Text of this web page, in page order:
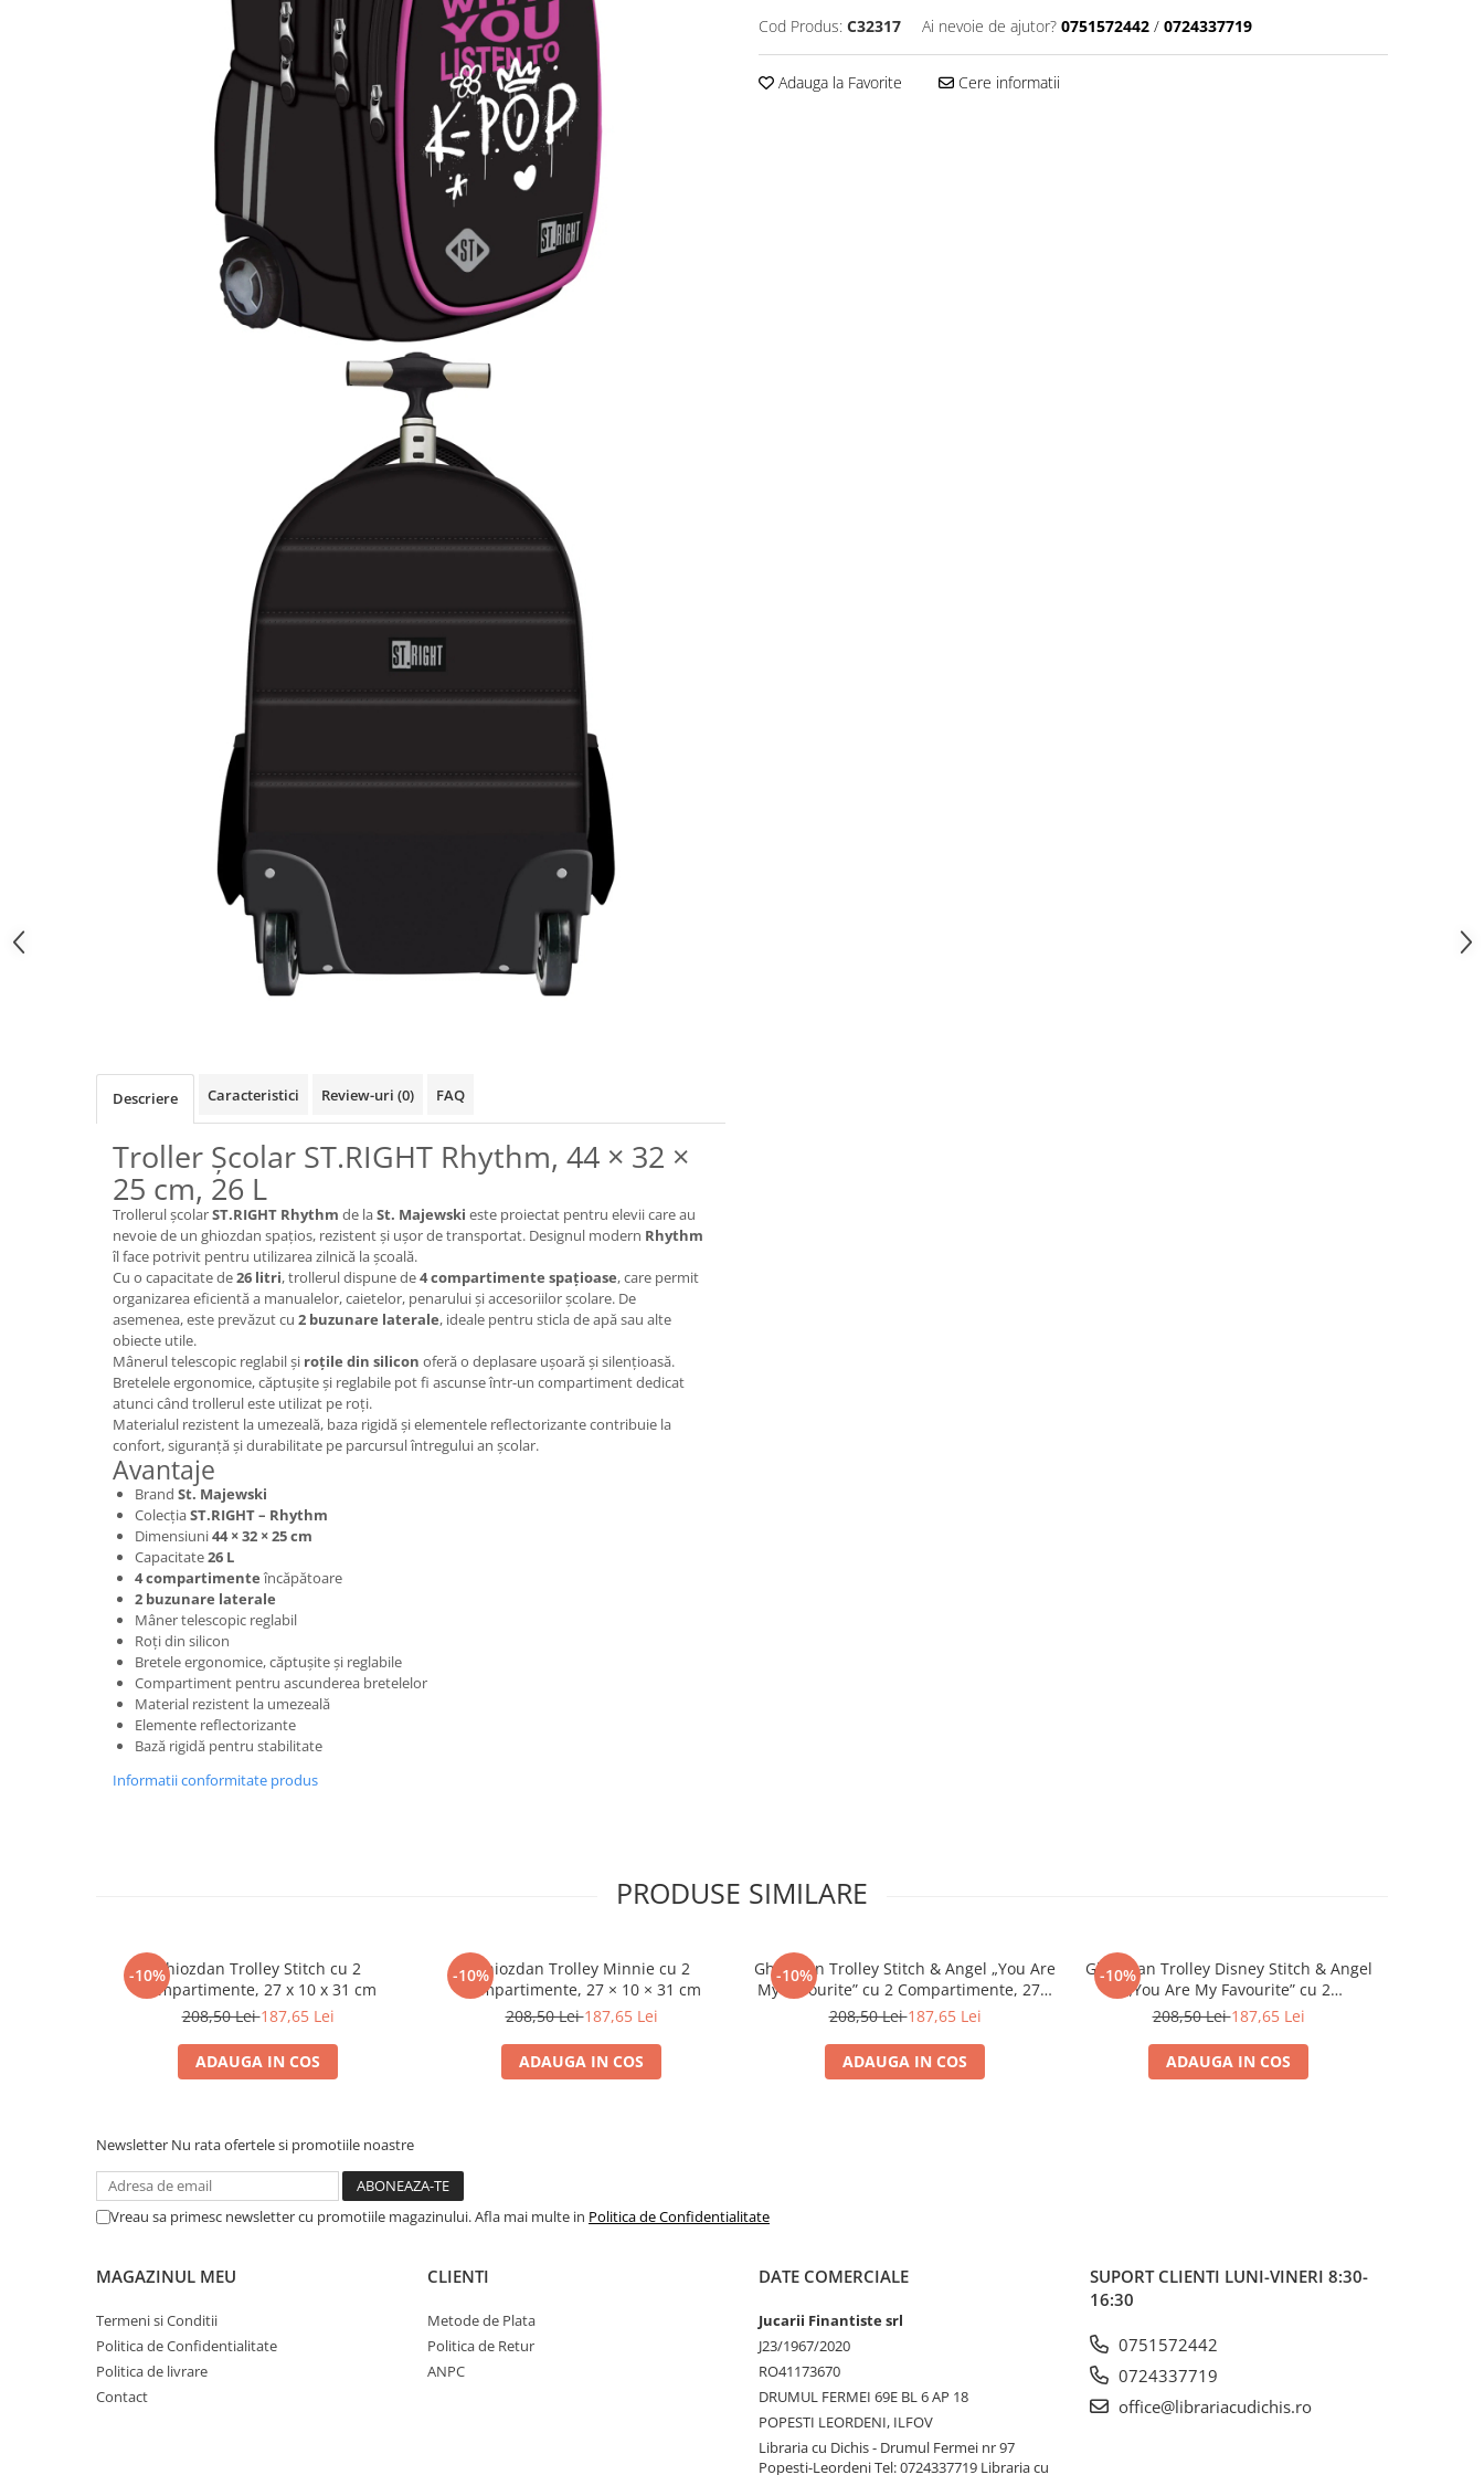
Suporturi și organizatoare de birou
Mine pentru creioane mecanice
Organizare și Arhivare
Accesorii de organizare
Dosare Carton
Dosare Plastic
Penare cu doua compartimente
Penare cu trei compartimente
Penare cu un compartiment
Penare echipate
Penare neechipate
Pictură și desen
Accesorii pentru pictură
Creioane grafit și cărbune
Culori acrilice
Tempera și Guașe
Cod Produs: C32317 Ai nevoie de ajutor? 0751572442 / 0724337719
Adauga la Favorite Cere informatii
Descriere Caracteristici Review-uri (0) FAQ
Troller Școlar ST.RIGHT Rhythm, 44 × 32 ×
25 cm, 26 L
Trollerul școlarST.RIGHT Rhythm de laSt. Majewski este proiectat pentru elevii care au
nevoie de un ghiozdan spațios, rezistent și ușor de transportat. Designul modern Rhythm
îl face potrivit pentru utilizarea zilnică la școală.
Cu o capacitate de26 litri, trollerul dispune de4 compartimente spațioase, care permit
organizarea eficientă a manualelor, caietelor, penarului și accesoriilor școlare. De
asemenea, este prevăzut cu 2 buzunare laterale, ideale pentru sticla de apă sau alte
obiecte utile.
Mânerul telescopic reglabil și roțile din silicon oferă o deplasare ușoară și silențioasă.
Bretelele ergonomice, căptușite și reglabile pot fi ascunse într-un compartiment dedicat
atunci când trollerul este utilizat pe roți.
Materialul rezistent la umezeală, baza rigidă și elementele reflectorizante contribuie la
confort, siguranță și durabilitate pe parcursul întregului an școlar.
Avantaje
Brand St. Majewski
ColecțiaST.RIGHT – Rhythm
Dimensiuni44 × 32 × 25 cm
Capacitate26 L
4 compartimenteîncăpătoare
2 buzunare laterale
Mâner telescopic reglabil
Roți din silicon
Bretele ergonomice, căptușite și reglabile
Compartiment pentru ascunderea bretelelor
Material rezistent la umezeală
Elemente reflectorizante
Bază rigidă pentru stabilitate
Informatii conformitate produs
PRODUSE SIMILARE
-10%Ghiozdan Trolley Stitch cu 2
Compartimente, 27 x 10 x 31 cm
208,50 Lei187,65 Lei
ADAUGA IN COS
-10%Ghiozdan Trolley Minnie cu 2
Compartimente, 27 × 10 × 31 cm
208,50 Lei187,65 Lei
ADAUGA IN COS
-10%
Ghiozdan Trolley Stitch & Angel „You Are
My Favourite” cu 2 Compartimente, 27 ×
10 × 31 cm
208,50 Lei187,65 Lei
ADAUGA IN COS
-10%
Ghiozdan Trolley Disney Stitch & Angel
„You Are My Favourite” cu 2
Compartimente, 27 × 10 × 31 cm
208,50 Lei187,65 Lei
ADAUGA IN COS
Newsletter Nu rata ofertele si promotiile noastre
Vreau sa primesc newsletter cu promotiile magazinului. Afla mai multe in Politica de Confidentialitate
MAGAZINUL MEU
Termeni si Conditii
Politica de Confidentialitate
Politica de livrare
Contact
CLIENTI
Metode de Plata
Politica de Retur
ANPC
DATE COMERCIALE
Jucarii Finantiste srl
J23/1967/2020
RO41173670
DRUMUL FERMEI 69E BL 6 AP 18
POPESTI LEORDENI, ILFOV
Libraria cu Dichis - Drumul Fermei nr 97
Popesti-Leordeni Tel: 0724337719 Libraria cu
SUPORT CLIENTI LUNI-VINERI 8:30-
16:30
0751572442
0724337719
office@librariacudichis.ro